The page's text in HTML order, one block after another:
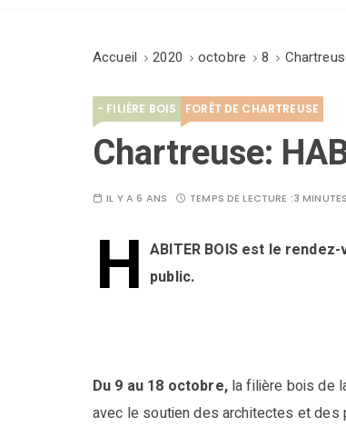
Accueil 2020 octobre 8
- FILIÈRE BOIS FORÊT DE CHARTREUSE
Chartreuse:
IL Y A 6 ANS TEMPS DE LECTURE :3 MINUTES
H ABITER BOIS est le
public.
Du 9 au 18 octobre,la filière bois de
avec le soutien des architectes et des